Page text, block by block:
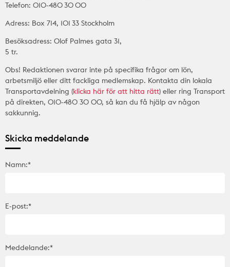
Telefon: 010-480 30 00
Adress: Box 714, 101 33 Stockholm
Besöksadress: Olof Palmes gata 31,
5 tr.
Obs! Redaktionen svarar inte på specifika frågor om lön,
arbetsmiljö eller ditt fackliga medlemskap. Kontakta din lokala
Transportavdelning (klicka här för att hitta rätt) eller ring Transport
på direkten, 010-480 30 00, så kan du få hjälp av någon
sakkunnig.
Skicka meddelande
Namn:*
E-post:*
Meddelande:*